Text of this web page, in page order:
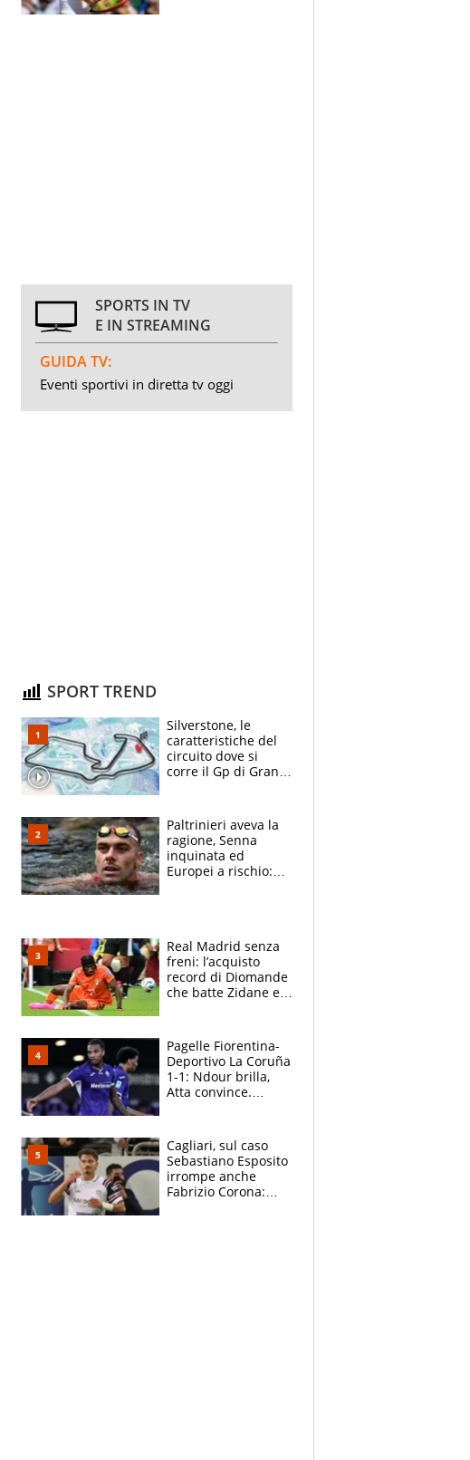
SPORTS IN TV
E IN STREAMING
GUIDA TV:
Eventi sportivi in diretta tv oggi
SPORT TREND
Silverstone, le
caratteristiche del
circuito dove si
corre il Gp di Gran
Paltrinieri aveva la
ragione, Senna
inquinata ed
Europei a rischio:
Real Madrid senza
freni: l’acquisto
record di Diomande
che batte Zidane e
Pagelle Fiorentina-
Deportivo La Coruña
1-1: Ndour brilla,
Atta convince.
Cagliari, sul caso
Sebastiano Esposito
irrompe anche
Fabrizio Corona: